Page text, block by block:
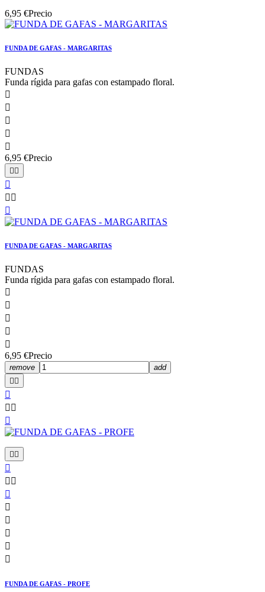
6,95 €Precio
FUNDA DE GAFAS - MARGARITAS
FUNDAS
Funda rígida para gafas con estampado floral.





6,95 €Precio
 

 

FUNDA DE GAFAS - MARGARITAS
FUNDAS
Funda rígida para gafas con estampado floral.





6,95 €Precio
remove
add
 

 

 

 






FUNDA DE GAFAS - PROFE